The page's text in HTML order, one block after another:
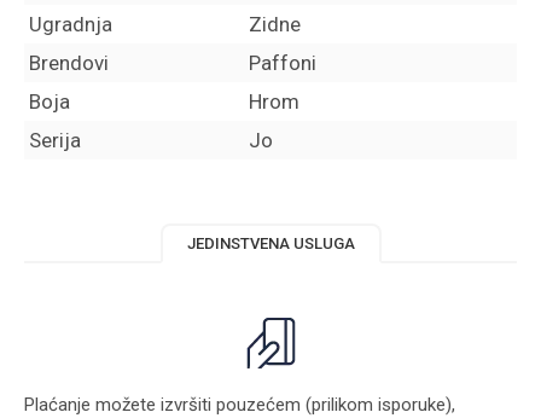
Ugradnja
Zidne
Brendovi
Paffoni
Boja
Hrom
Serija
Jo
JEDINSTVENA USLUGA
Plaćanje možete izvršiti pouzećem (prilikom isporuke),